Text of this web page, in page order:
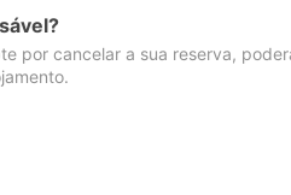
por cancelar a sua reserva,